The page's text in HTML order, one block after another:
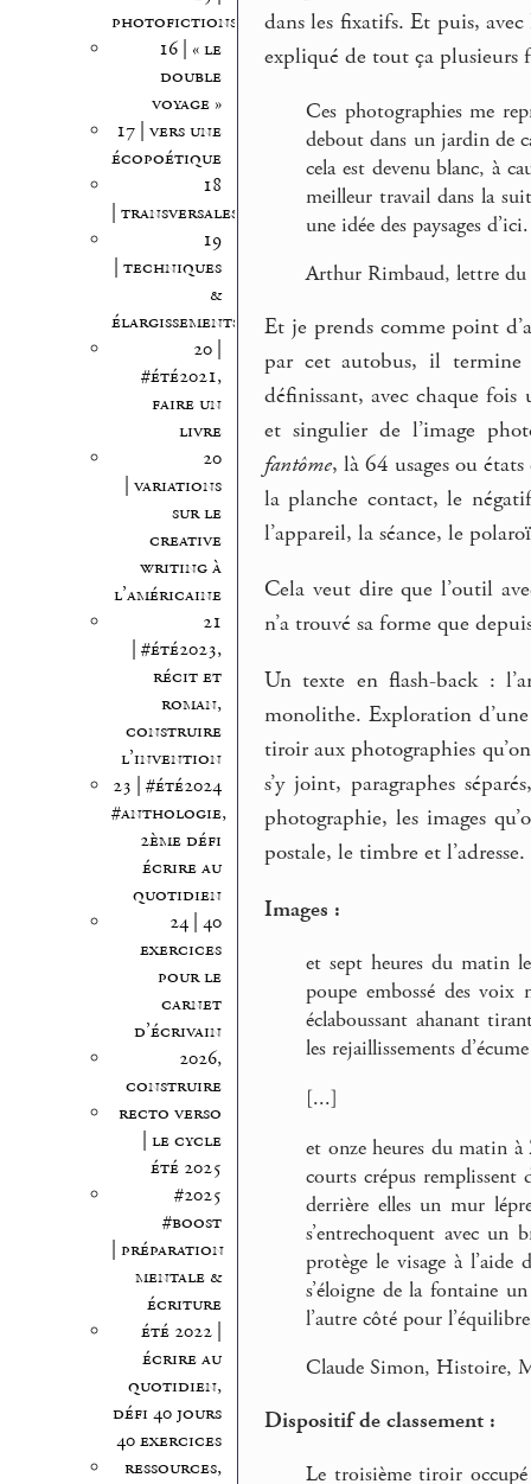
photofictions
16 | « le
double
voyage »
17 | vers une
écopoétique
18
| transversales
19
| techniques
&
élargissements
20 |
#été2021,
faire un
livre
20
| variations
sur le
creative
writing à
l’américaine
21
| #été2023,
récit et
roman,
construire
l’invention
23 | #été2024
#anthologie,
2ème défi
écrire au
quotidien
24 | 40
exercices
pour le
carnet
d’écrivain
2026,
construire
recto verso
| le cycle
été 2025
#2025
#boost
| préparation
mentale &
écriture
été 2022 |
écrire au
quotidien,
défi 40 jours
40 exercices
ressources,
dans les fixatifs. Et puis,
expliqué de tout ça plusieurs
Ces photographies me
debout dans un jardin de
cela est devenu blanc, à
meilleur travail dans la
une idée des paysages d’ici.
Arthur Rimbaud, lettre
Et je prends comme point
par cet autobus, il
définissant, avec chaque
et singulier de l’image
fantôme, là 64 usages ou
la planche contact, le
l’appareil, la séance, le
Cela veut dire que l’outil
n’a trouvé sa forme que
Un texte en flash-back :
monolithe. Exploration
tiroir aux photographies
s’y joint, paragraphes
photographie, les images
postale, le timbre et l’adresse.
Images :
et sept heures du matin
poupe embossé des
éclaboussant ahanant
les rejaillissements
[...]
et onze heures du matin à
courts crépus
derrière elles un mur
s’entrechoquent avec un
protège le visage à
s’éloigne de la fontaine
l’autre côté pour
Claude Simon, Histoire,
Dispositif de classement :
Le troisième tiroir occupé